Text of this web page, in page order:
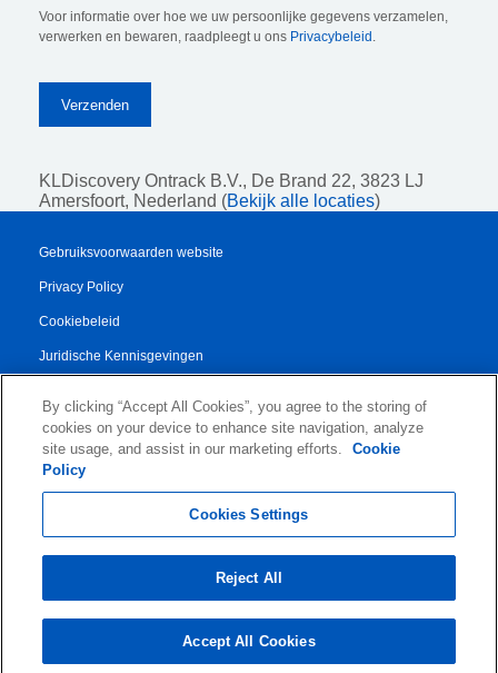
Voor informatie over hoe we uw persoonlijke gegevens verzamelen,
verwerken en bewaren, raadpleegt u ons Privacybeleid .
KLDiscovery Ontrack B.V., De Brand 22, 3823 LJ
Amersfoort, Nederland (Bekijk alle locaties)
Gebruiksvoorwaarden website
Privacy Policy
Cookiebeleid
Juridische Kennisgevingen
Algemene Voorwaarden
Authorised Partner Agreement
By clicking “Accept All Cookies”, you agree to the storing of
cookies on your device to enhance site navigation, analyze
site usage, and assist in our marketing efforts.
Cookie
Policy
Cookies Settings
Reject All
Accept All Cookies